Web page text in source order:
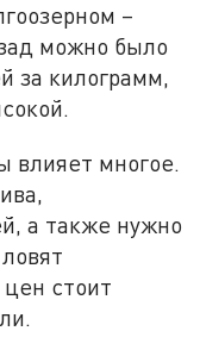
–
можно было
за килограмм,
влияет многое.
а также нужно
стоит